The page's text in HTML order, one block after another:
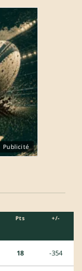
Publicité
Pts +/-
18 -354